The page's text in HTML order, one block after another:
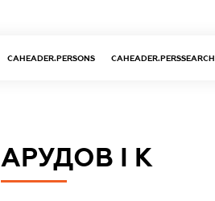
CAHEADER.PERSONS CAHEADER.PERSSEARCH
АРУДОВ І К